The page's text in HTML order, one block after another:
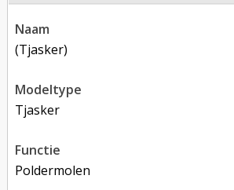
naam
(tjasker)
modeltype
Tjasker
functie
poldermolen